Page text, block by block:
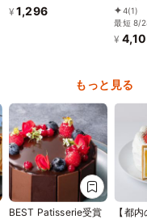
¥ 1,296
8個入
4(1)
最短 8/
¥
もっと見る
BEST Patisserie受賞
【都